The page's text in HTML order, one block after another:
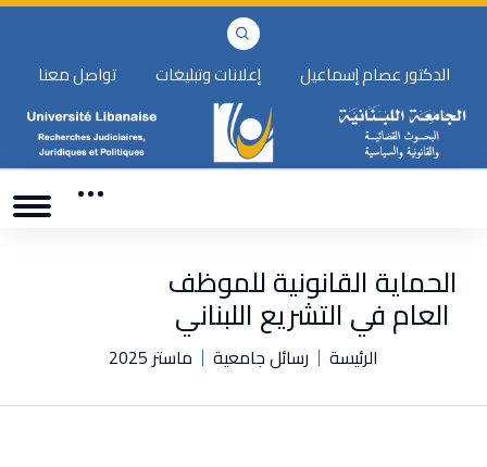
الدكتور عصام إسماعيل إعلانات وتبليغات تواصل معنا
الحماية القانونية للموظف
العام في التشريع اللبناني
الرئيسة رسائل جامعية ماستر 2025